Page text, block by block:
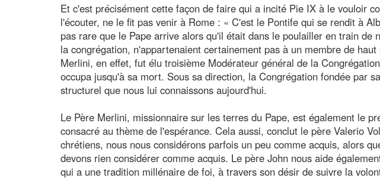
Et c'est précisément cette façon de faire qui a incité Pie IX à le vouloir
l'écouter, ne le fit pas venir à Rome : « C'est le Pontife qui se rendit à
pas rare que le Pape arrive alors qu'il était dans le poulailler en train de
la congrégation, n'appartenaient certainement pas à un membre de
Merlini, en effet, fut élu troisième Modérateur général de la
occupa jusqu'à sa mort. Sous sa direction, la Congrégation fondée par
structurel que nous lui connaissons aujourd'hui.
Le Père Merlini, missionnaire sur les terres du Pape, est également le
consacré au thème de l'espérance. Cela aussi, conclut le père Valerio
chrétiens, nous nous considérons parfois un peu comme acquis, alors
devons rien considérer comme acquis. Le père John nous aide
qui a une tradition millénaire de foi, à travers son désir de suivre la